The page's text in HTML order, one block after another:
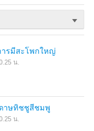
ารมีสะโพกใหญ่
น.
าษทิชชูสีชมพู
น.